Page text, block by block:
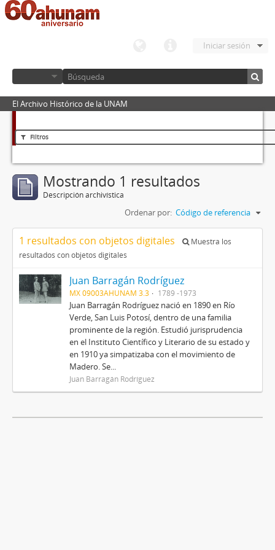
Iniciar sesión
El Archivo Histórico de la UNAM
Filtros
Mostrando 1 resultados
Descripción archivística
Ordenar por: Código de referencia
1 resultados con objetos digitales
Muestra los
resultados con objetos digitales
Juan Barragán Rodríguez
MX 09003AHUNAM 3.3 1789 -1973
Juan Barragán Rodríguez nació en 1890 en Río
Verde, San Luis Potosí, dentro de una familia
prominente de la región. Estudió jurisprudencia
en el Instituto Científico y Literario de su estado y
en 1910 ya simpatizaba con el movimiento de
Madero. Se...
Juan Barragán Rodríguez